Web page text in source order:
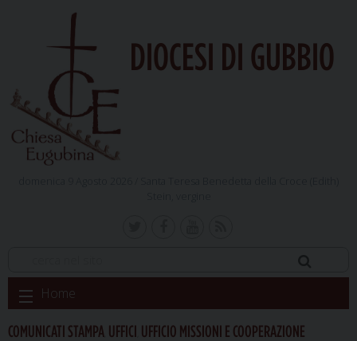
DIOCESI DI GUBBIO
Skip
to
content
Home
COMUNICATI STAMPA UFFICI UFFICIO MISSIONI E COOPERAZIONE